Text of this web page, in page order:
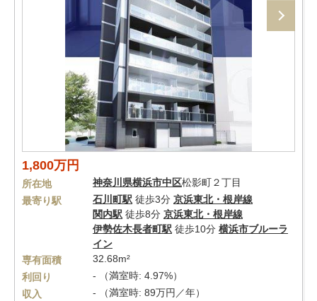
1,800万円
所在地 神奈川県横浜市中区松影町２丁目
最寄り駅
石川町駅 徒歩3分 京浜東北・根岸線
関内駅 徒歩8分 京浜東北・根岸線
伊勢佐木長者町駅 徒歩10分 横浜市ブルーラ
イン
専有面積
32.68m²
利回り
- （満室時: 4.97%）
収入
- （満室時: 89万円／年）